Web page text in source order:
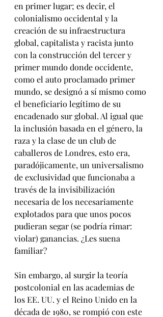
en primer lugar; es decir, el
colonialismo occidental y la
creación de su infraestructura
global, capitalista y racista junto
con la construcción del tercer y
primer mundo donde occidente,
como el auto proclamado primer
mundo, se designó a sí mismo como
el beneficiario legítimo de su
encadenado sur global. Al igual que
la inclusión basada en el género, la
raza y la clase de un club de
caballeros de Londres, esto era,
paradójicamente, un universalismo
de exclusividad que funcionaba a
través de la invisibilización
necesaria de los necesariamente
explotados para que unos pocos
pudieran segar (se podría rimar:
violar) ganancias. ¿Les suena
familiar?
Sin embargo, al surgir la teoría
postcolonial en las academias de
los EE. UU. y el Reino Unido en la
década de 1980, se rompió con este